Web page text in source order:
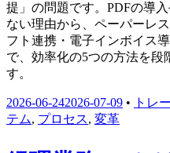
提」の問題です。PDFの導
ない理由から、ペーパーレ
フト連携・電子インボイス
で、効率化の5つの方法を段
す。
2026-06-242026-07-09 • トレ
テム, プロセス, 変革